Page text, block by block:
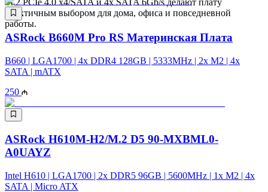
M.2 PCIe 4.0 x4/SATA и 4x SATA 6Gb/s делают плату
практичным выбором для дома, офиса и повседневной
работы.
ASRock B660M Pro RS Материнская Плата
B660 | LGA1700 | 4x DDR4 128GB | 5333MHz | 2x M2 | 4x
SATA | mATX
250
ASRock H610M-H2/M.2 D5 90-MXBML0-
A0UAYZ
Intel H610 | LGA1700 | 2x DDR5 96GB | 5600MHz | 1x M2 | 4x
SATA | Micro ATX